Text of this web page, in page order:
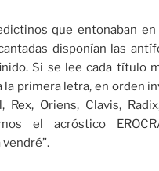
que entonaban en
disponían las
Si se lee cada título
primera letra, en orden
Rex, Oriens, Clavis,
el acróstico